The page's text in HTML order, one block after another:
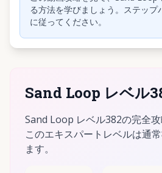
る方法を学びましょう。ステッ
に従ってください。
Sand Loop レベル
Sand Loop レベル382の完全攻
このエキスパートレベルは通
ます。